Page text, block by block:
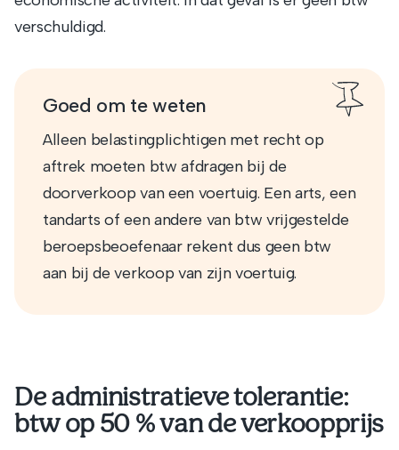
verschuldigd.
Goed om te weten
Alleen belastingplichtigen met recht op
aftrek moeten btw afdragen bij de
doorverkoop van een voertuig. Een arts, een
tandarts of een andere van btw vrijgestelde
beroepsbeoefenaar rekent dus geen btw
aan bij de verkoop van zijn voertuig.
De administratieve tolerantie:
btw op 50 % van de verkoopprijs